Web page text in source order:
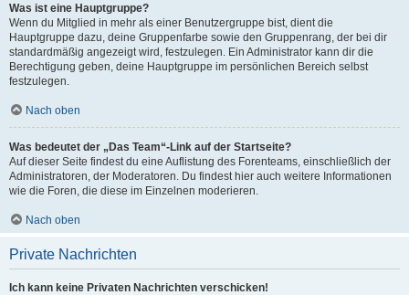
Was ist eine Hauptgruppe?
Wenn du Mitglied in mehr als einer Benutzergruppe bist, dient die
Hauptgruppe dazu, deine Gruppenfarbe sowie den Gruppenrang, der bei dir
standardmäßig angezeigt wird, festzulegen. Ein Administrator kann dir die
Berechtigung geben, deine Hauptgruppe im persönlichen Bereich selbst
festzulegen.
Nach oben
Was bedeutet der „Das Team“-Link auf der Startseite?
Auf dieser Seite findest du eine Auflistung des Forenteams, einschließlich der
Administratoren, der Moderatoren. Du findest hier auch weitere Informationen
wie die Foren, die diese im Einzelnen moderieren.
Nach oben
Private Nachrichten
Ich kann keine Privaten Nachrichten verschicken!